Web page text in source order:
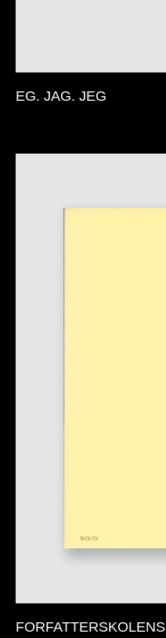
EG. JAG. JEG
FORFATTERSKOLENS